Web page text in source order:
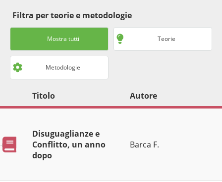
Filtra per teorie e metodologie
Mostra tutti Teorie
Metodologie
Titolo Autore
Pubblicazioni
Disuguaglianze e
Conflitto, un anno
dopo
Barca F.